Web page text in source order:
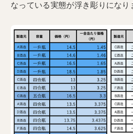
なっている実態が浮き彫りになり